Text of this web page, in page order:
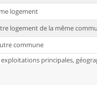
logement
logement de la même
commune
exploitations principales,